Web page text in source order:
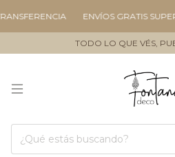
ENVÍOS GRATIS
TODO LO QUE VÉS,